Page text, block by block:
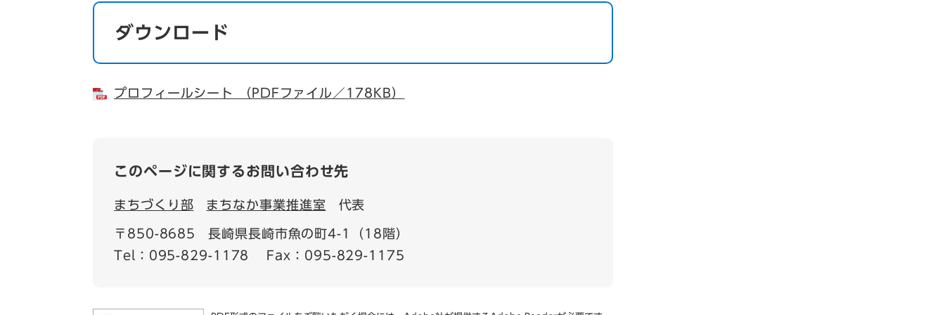
ダウンロード
プロフィールシート （PDFファイル／178KB）
このページに関するお問い合わせ先
まちづくり部 まちなか事業推進室 代表
〒850-8685
長崎県長崎市魚の町4-1（18階）
Tel：095-829-1178
Fax：095-829-1175